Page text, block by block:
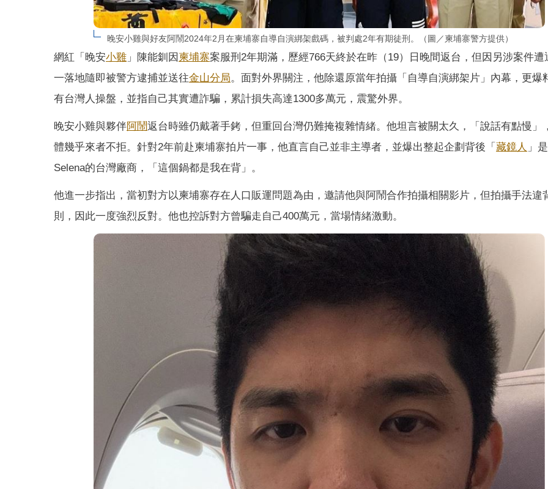
晚安小雞與好友阿鬧2024年2月在柬埔寨自導自演綁架戲碼，被判處2年有期徒刑。（圖／柬埔寨警方提供）
網紅「晚安小雞 」陳能釧因 柬埔寨案服刑2年期滿，歷經766天終於在昨（19）日晚間返台，但因另涉案件遭
一落地隨即被警方逮捕並送往金山分局。面對外界關注，他除還原當年拍攝「自導自演綁架片」內幕，更爆
有台灣人操盤，並指自己其實遭詐騙，累計損失高達1300多萬元，震驚外界。
晚安小雞與夥伴阿鬧返台時雖仍戴著手銬，但重回台灣仍難掩複雜情緒。他坦言被關太久，「說話有點慢」
體幾乎來者不拒。針對2年前赴柬埔寨拍片一事，他直言自己並非主導者，並爆出整起企劃背後「 藏鏡人 」
Selena的台灣廠商，「這個鍋都是我在背」。
他進一步指出，當初對方以柬埔寨存在人口販運問題為由，邀請他與阿鬧合作拍攝相關影片，但拍攝手法違
則，因此一度強烈反對。他也控訴對方曾騙走自己400萬元，當場情緒激動。